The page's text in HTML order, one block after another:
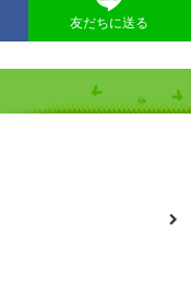
友だちに送る